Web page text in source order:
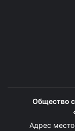
Общество с
Адрес